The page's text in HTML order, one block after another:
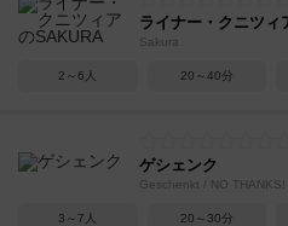
ライナー・クニツィ
Sakura
2～6人 20～40分
ゲシェンク
Geschenkt / NO THANKS!
3～7人 20～30分